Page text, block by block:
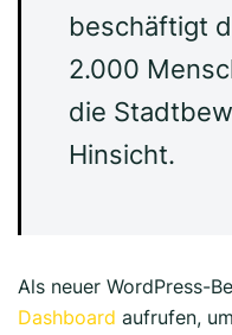
beschäftigt
2.000
die
Hinsicht.
Als neuer WordPress-
Dashboard aufrufen,